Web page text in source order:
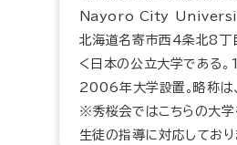
Nayoro City
北海道名寄市西4条北8丁
く日本の公立大学である。
2006年大学設置。略称は
※秀桜会ではこちらの大学
生徒の指導に対応しており